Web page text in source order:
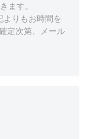
ます。
よりもお時間を
定次第、メール